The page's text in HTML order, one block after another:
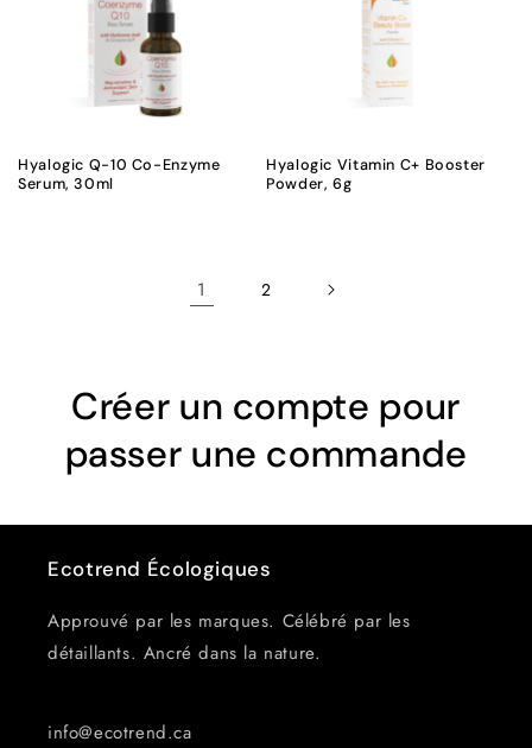
Hyalogic Q-10 Co-Enzyme
Serum, 30ml
Hyalogic Vitamin C+ Booster
Powder, 6g
1 2
Créer un compte pour
passer une commande
Ecotrend Écologiques
Approuvé par les marques. Célébré par les
détaillants. Ancré dans la nature.
info@ecotrend.ca